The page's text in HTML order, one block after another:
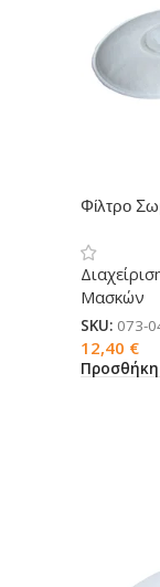
Φίλτρο
Μασκών
SKU: 073-
12,40 €